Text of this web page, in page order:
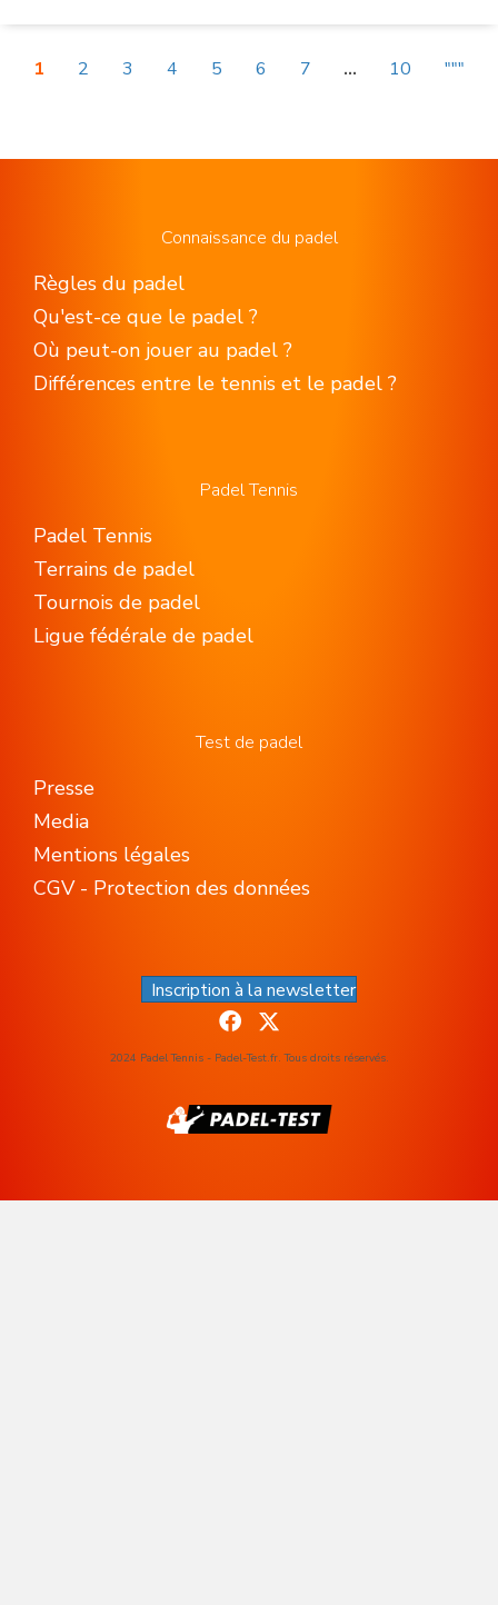
1 2 3 4 5 6 7 ... 10 """
Connaissance du padel
Règles du padel
Qu'est-ce que le padel ?
Où peut-on jouer au padel ?
Différences entre le tennis et le padel ?
Padel Tennis
Padel Tennis
Terrains de padel
Tournois de padel
Ligue fédérale de padel
Test de padel
Presse
Media
Mentions légales
CGV - Protection des données
Inscription à la newsletter
2024 Padel Tennis - Padel-Test.fr. Tous droits réservés.